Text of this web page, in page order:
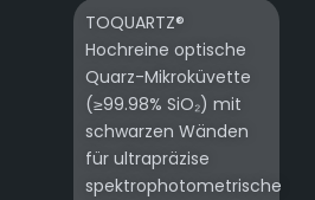
TOQUARTZ®
Hochreine optische
Quarz-Mikroküvette
(≥99.98% SiO₂) mit
schwarzen Wänden
für ultrapräzise
spektrophotometrische